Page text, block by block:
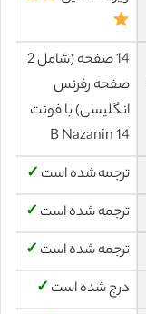
14 صفحه (شامل 2
صفحه رفرنس
انگلیسی) با فونت
14 B Nazanin
ترجمه شده است ✓
ترجمه شده است ✓
ترجمه شده است ✓
درج شده است ✓